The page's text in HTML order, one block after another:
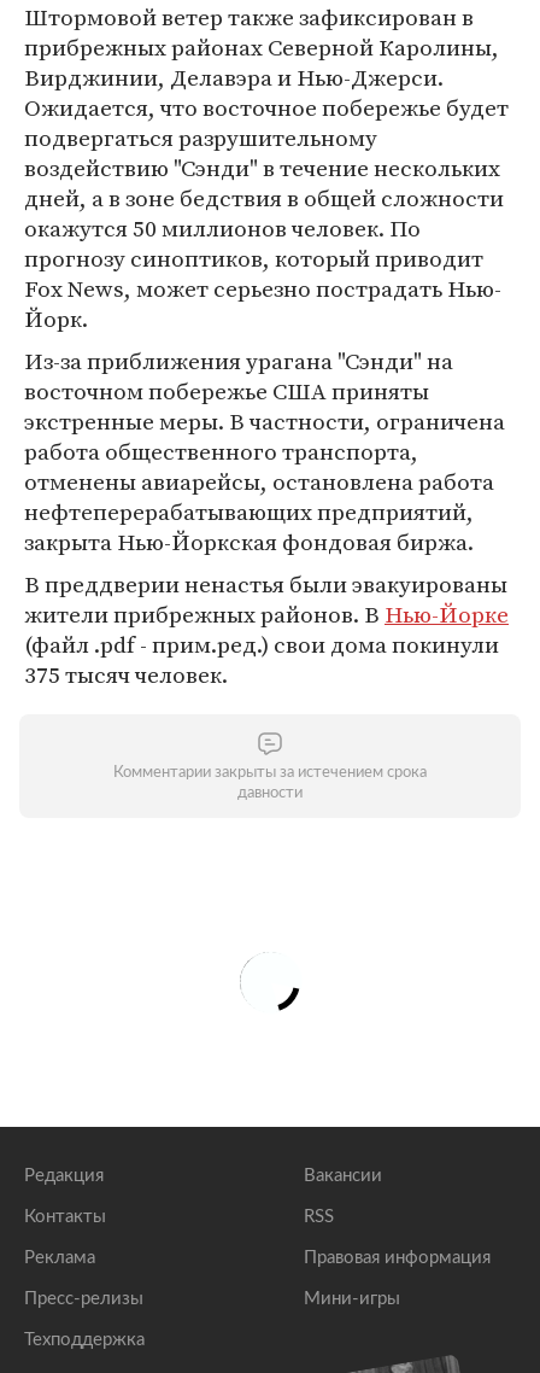
Штормовой ветер также зафиксирован в
прибрежных районах Северной Каролины,
Вирджинии, Делавэра и Нью-Джерси.
Ожидается, что восточное побережье будет
подвергаться разрушительному
воздействию "Сэнди" в течение нескольких
дней, а в зоне бедствия в общей сложности
окажутся 50 миллионов человек. По
прогнозу синоптиков, который приводит
Fox News, может серьезно пострадать Нью-
Йорк.
Из-за приближения урагана "Сэнди" на
восточном побережье США приняты
экстренные меры. В частности, ограничена
работа общественного транспорта,
отменены авиарейсы, остановлена работа
нефтеперерабатывающих предприятий,
закрыта Нью-Йоркская фондовая биржа.
В преддверии ненастья были эвакуированы
жители прибрежных районов. В Нью-Йорке
(файл .pdf - прим.ред.) свои дома покинули
375 тысяч человек.
Комментарии закрыты за истечением срока
давности
Редакция
Контакты
Реклама
Пресс-релизы
Техподдержка
Вакансии
RSS
Правовая информация
Мини-игры